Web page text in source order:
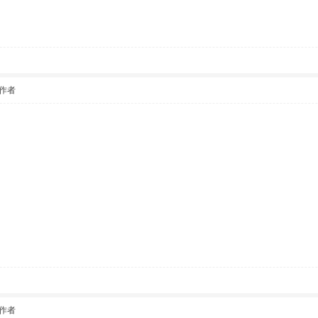
者
者